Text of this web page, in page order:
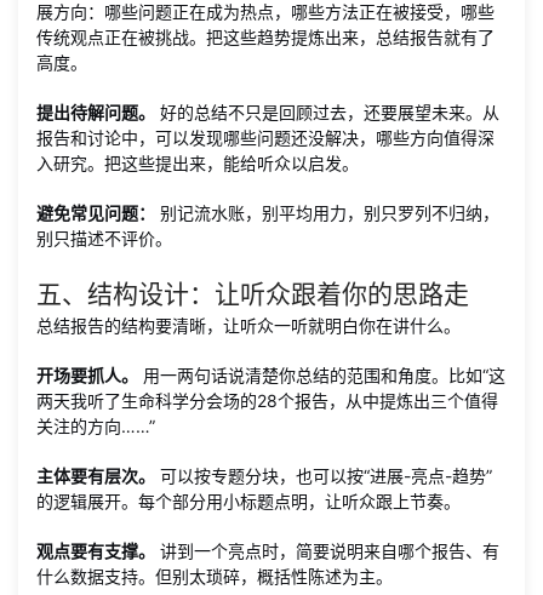
展方向：哪些问题正在成为热点，哪些方法正在被接受，哪些
传统观点正在被挑战。把这些趋势提炼出来，总结报告就有了
高度。
提出待解问题。
好的总结不只是回顾过去，还要展望未来。从
报告和讨论中，可以发现哪些问题还没解决，哪些方向值得深
入研究。把这些提出来，能给听众以启发。
避免常见问题：
别记流水账，别平均用力，别只罗列不归纳，
别只描述不评价。
五、结构设计：让听众跟着你的思路走
总结报告的结构要清晰，让听众一听就明白你在讲什么。
开场要抓人。
用一两句话说清楚你总结的范围和角度。比如“这
两天我听了生命科学分会场的28个报告，从中提炼出三个值得
关注的方向……”
主体要有层次。
可以按专题分块，也可以按“进展-亮点-趋势”
的逻辑展开。每个部分用小标题点明，让听众跟上节奏。
观点要有支撑。
讲到一个亮点时，简要说明来自哪个报告、有
什么数据支持。但别太琐碎，概括性陈述为主。